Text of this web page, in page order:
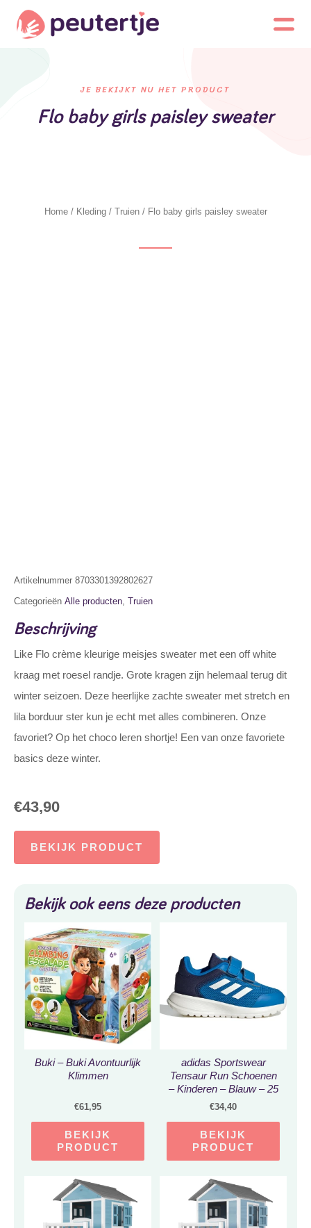
JE BEKIJKT NU HET PRODUCT
Flo baby girls paisley sweater
Home/ Kleding/ Truien/ Flo baby girls paisley sweater
Artikelnummer 8703301392802627
Categorieën Alle producten, Truien
Beschrijving
Like Flo crème kleurige meisjes sweater met een off white
kraag met roesel randje. Grote kragen zijn helemaal terug dit
winter seizoen. Deze heerlijke zachte sweater met stretch en
lila borduur ster kun je echt met alles combineren. Onze
favoriet? Op het choco leren shortje! Een van onze favoriete
basics deze winter.
€43,90
BEKIJK PRODUCT
Bekijk ook eens deze producten
Buki – Buki Avontuurlijk
Klimmen
€61,95
BEKIJK
PRODUCT
adidas Sportswear
Tensaur Run Schoenen
– Kinderen – Blauw – 25
€34,40
BEKIJK
PRODUCT